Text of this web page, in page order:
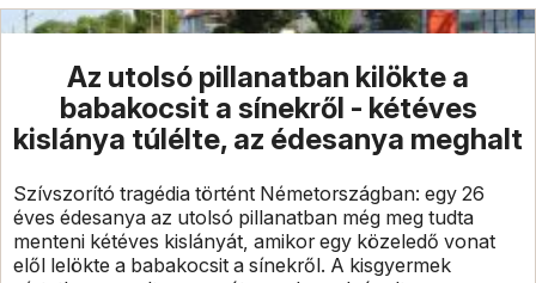
Az utolsó pillanatban kilökte a
babakocsit a sínekről - kétéves
kislánya túlélte, az édesanya meghalt
Szívszorító tragédia történt Németországban: egy 26
éves édesanya az utolsó pillanatban még meg tudta
menteni kétéves kislányát, amikor egy közeledő vonat
elől lelökte a babakocsit a sínekről. A kisgyermek